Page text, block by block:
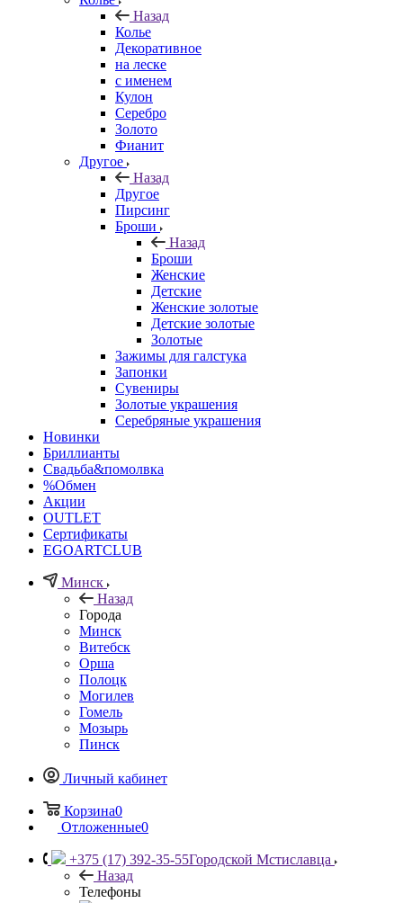
Назад
Колье
Декоративное
на леске
с именем
Кулон
Серебро
Золото
Фианит
Другое
Назад
Другое
Пирсинг
Броши
Назад
Броши
Женские
Детские
Женские золотые
Детские золотые
Золотые
Зажимы для галстука
Запонки
Сувениры
Золотые украшения
Серебряные украшения
Новинки
Бриллианты
Свадьба&помолвка
%Обмен
Акции
OUTLET
Сертификаты
EGOARTCLUB
Минск
Назад
Города
Минск
Витебск
Орша
Полоцк
Могилев
Гомель
Мозырь
Пинск
Личный кабинет
Корзина0
Отложенные0
+375 (17) 392-35-55Городской Мстиславца
Назад
Телефоны